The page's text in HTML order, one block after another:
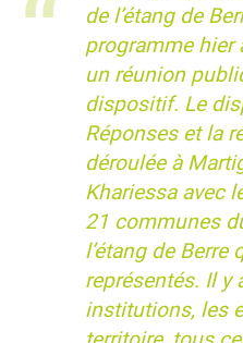
de l’étang de
programme hier
un réunion
dispositif. Le
Réponses et la
déroulée à
Khariessa avec
21 communes
l’étang de Berre
représentés. Il y
institutions, les